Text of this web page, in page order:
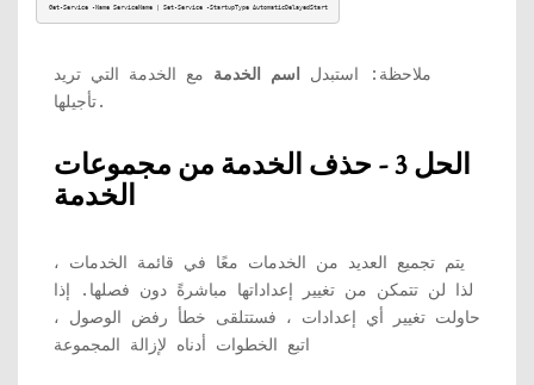
Get-Service -Name ServiceName | Set-Service -StartupType AutomaticDelayedStart
ملاحظة: استبدل اسم الخدمة مع الخدمة التي تريد
تأجيلها.
الحل 3 - حذف الخدمة من مجموعات
الخدمة
يتم تجميع العديد من الخدمات معًا في قائمة الخدمات ،
لذا لن تتمكن من تغيير إعداداتها مباشرةً دون فصلها. إذا
حاولت تغيير أي إعدادات ، فستتلقى خطأ رفض الوصول ،
اتبع الخطوات أدناه لإزالة المجموعة